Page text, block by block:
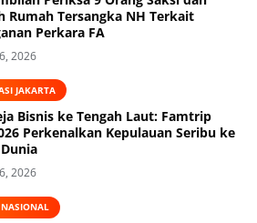
Tersangka NH Terkait
Perkara FA
2026
JAKARTA
Bisnis ke Tengah Laut: Famtrip
Perkenalkan Kepulauan Seribu ke
2026